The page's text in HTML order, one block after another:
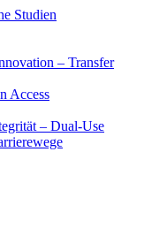
Studien
– Transfer
Access
– Dual-Use